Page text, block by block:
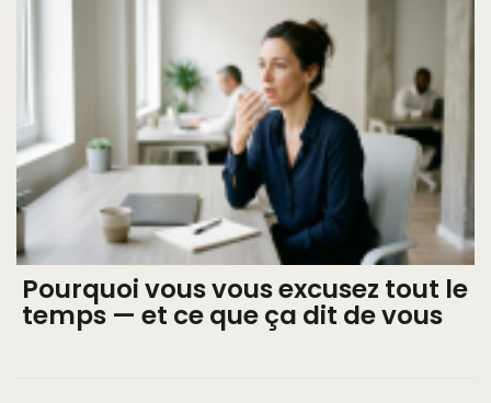
Pourquoi vous vous excusez tout le
temps — et ce que ça dit de vous